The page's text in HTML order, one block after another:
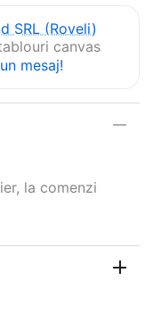
SRL (Roveli)
canvas
mesaj!
la comenzi